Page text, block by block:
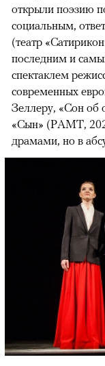
открыли поэзию
социальным,
(театр
последним и
спектаклем
современных
Зеллеру, «Сон об
«Сын» (РАМТ,
драмами, но в